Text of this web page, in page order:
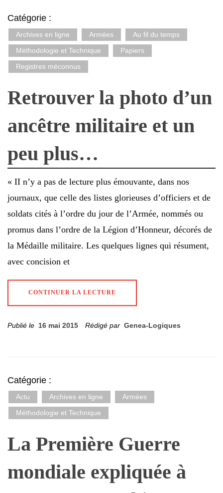
Catégorie :
Archives en ligne Armées
Au fil du temps
Méthodologie et Technique
Papiers
Registres méconnus
Retrouver la photo d’un
ancêtre militaire et un
peu plus…
« II n’y a pas de lecture plus émouvante, dans nos
journaux, que celle des listes glorieuses d’officiers et de
soldats cités à l’ordre du jour de l’Armée, nommés ou
promus dans l’ordre de la Légion d’Honneur, décorés de
la Médaille militaire. Les quelques lignes qui résument,
avec concision et
CONTINUER LA LECTURE
Publié le 16 mai 2015 Rédigé par Genea-Logiques
Catégorie :
Actu Archives en ligne
Armées
Méthodologie et Technique
La Première Guerre
mondiale expliquée à